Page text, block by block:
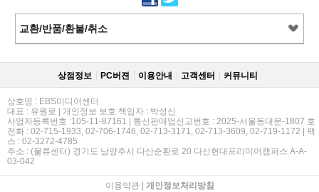
교환/반품/환불/취소
상점정보 PC버젼 이용안내 고객센터 커뮤니티
상호명 : EBS미디어센터
대표 : 유원로 | 개인정보 보호 책임자 : 박성신
사업자등록번호 :105-11-87161 | 통신판매업신고번호 : 2025-서울동대문-1807 호
전화 : 02-715-1933, 02-706-1746, 02-713-3171, 02-713-3609, 02-719-1172 | 팩
스 : 02-3272-4785
주소 : (물류센터) 경기도 남양주시 다산순환로 20 다산현대프리미어캠퍼스 A-A-
03-042
이용약관| 개인정보처리방침